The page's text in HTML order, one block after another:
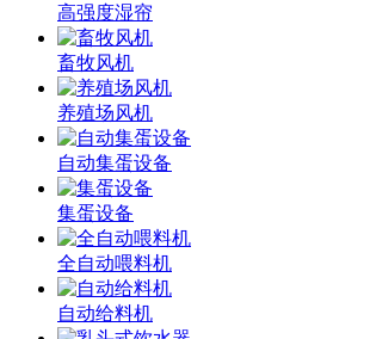
高强度湿帘
畜牧风机
养殖场风机
自动集蛋设备
集蛋设备
全自动喂料机
自动给料机